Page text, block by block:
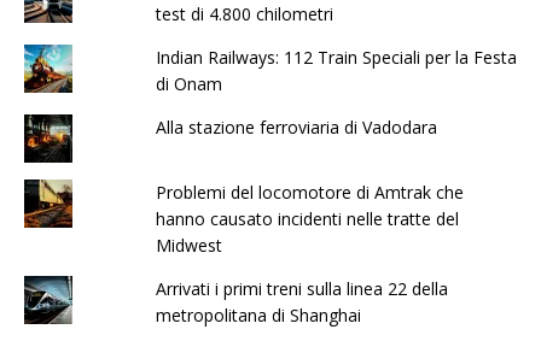
test di 4.800 chilometri
Indian Railways: 112 Train Speciali per la Festa
di Onam
Alla stazione ferroviaria di Vadodara
Problemi del locomotore di Amtrak che
hanno causato incidenti nelle tratte del
Midwest
Arrivati ​​​​i primi treni sulla linea 22 della
metropolitana di Shanghai